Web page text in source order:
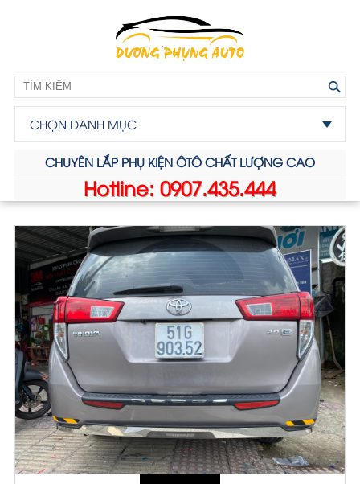
CHỌN DANH MỤC
CHUYÊN LẮP PHỤ KIỆN ÔTÔ CHẤT LƯỢNG CAO
Hotline: 0907.435.444